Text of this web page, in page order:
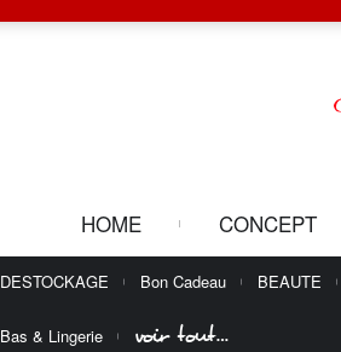
HOME CONCEPT
DESTOCKAGE Bon Cadeau BEAUTE
Bas & Lingerie voir tout…